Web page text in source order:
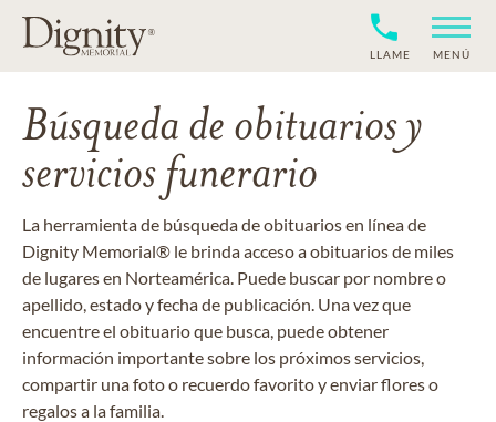
LLAME MENÚ
Búsqueda de obituarios y
servicios funerario
La herramienta de búsqueda de obituarios en línea de
Dignity Memorial® le brinda acceso a obituarios de miles
de lugares en Norteamérica. Puede buscar por nombre o
apellido, estado y fecha de publicación. Una vez que
encuentre el obituario que busca, puede obtener
información importante sobre los próximos servicios,
compartir una foto o recuerdo favorito y enviar flores o
regalos a la familia.